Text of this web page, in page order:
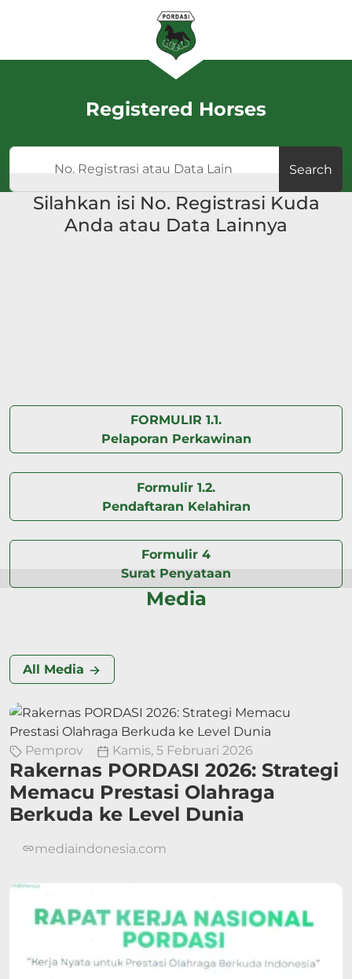
Registered Horses
Search
Silahkan isi No. Registrasi Kuda
Anda atau Data Lainnya
FORMULIR 1.1.
Pelaporan Perkawinan
Formulir 1.2.
Pendaftaran Kelahiran
Formulir 4
Surat Penyataan
Media
All Media
Pemprov Kamis, 5 Februari 2026
Rakernas PORDASI 2026: Strategi
Memacu Prestasi Olahraga
Berkuda ke Level Dunia
mediaindonesia.com